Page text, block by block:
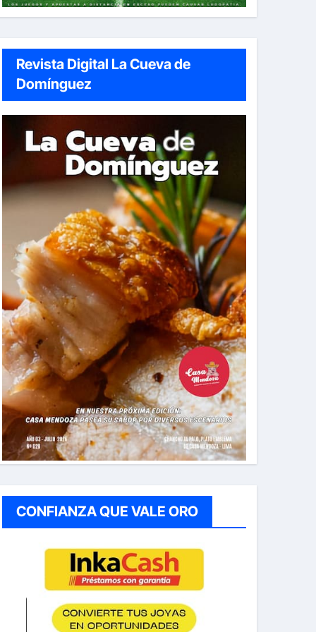
Revista Digital La Cueva de
Domínguez
CONFIANZA QUE VALE ORO